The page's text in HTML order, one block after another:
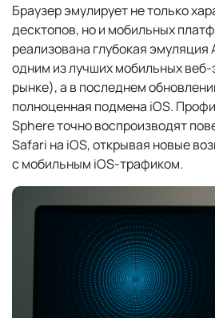
Браузер эмулирует не только
десктопов, но и мобильных
реализована глубокая
одним из лучших мобильных веб-
рынке), а в последнем
полноценная подмена iOS.
Sphere точно воспроизводят
Safari на iOS, открывая новые
с мобильным iOS-трафиком.